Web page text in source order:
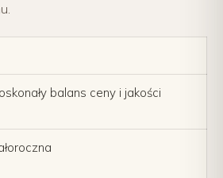
balans ceny i jakości